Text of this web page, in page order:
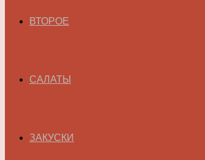
ВТОРОЕ
САЛАТЫ
ЗАКУСКИ